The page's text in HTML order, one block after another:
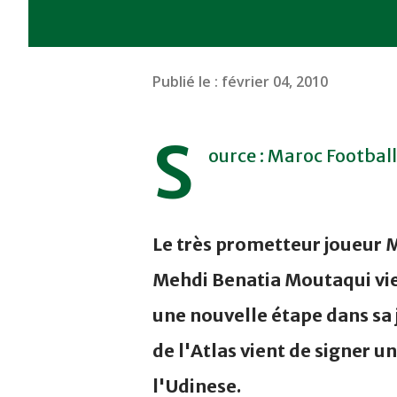
Publié le : février 04, 2010
S ource : Maroc Football
Le très prometteur joueur
Mehdi Benatia Moutaqui
une nouvelle étape dans
de l'Atlas vient de signer
l'Udinese.